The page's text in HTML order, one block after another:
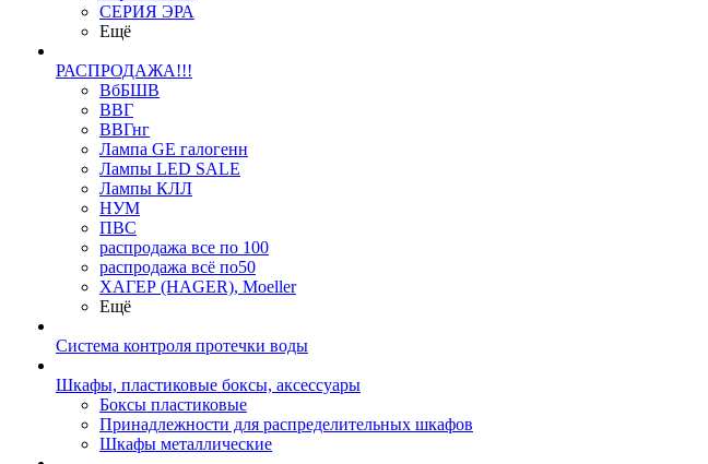
СЕРИЯ ЭРА
Ещё
РАСПРОДАЖА!!!
ВбБШВ
ВВГ
ВВГнг
Лампа GE галогенн
Лампы LED SALE
Лампы КЛЛ
НУМ
ПВС
распродажа все по 100
распродажа всё по50
ХАГЕР (HAGER), Moeller
Ещё
Система контроля протечки воды
Шкафы, пластиковые боксы, аксессуары
Боксы пластиковые
Принадлежности для распределительных шкафов
Шкафы металлические